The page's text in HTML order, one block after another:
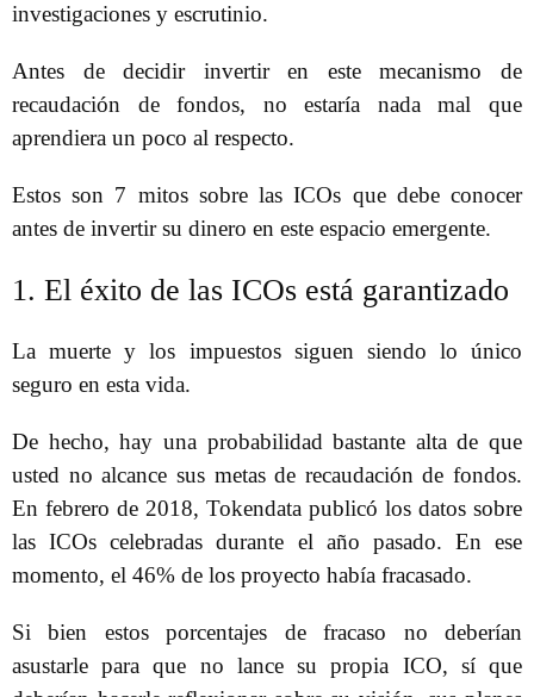
investigaciones y escrutinio.
Antes de decidir invertir en este mecanismo de
recaudación de fondos, no estaría nada mal que
aprendiera un poco al respecto.
Estos son 7 mitos sobre las ICOs que debe conocer
antes de invertir su dinero en este espacio emergente.
1. El éxito de las ICOs está garantizado
La muerte y los impuestos siguen siendo lo único
seguro en esta vida.
De hecho, hay una probabilidad bastante alta de que
usted no alcance sus metas de recaudación de fondos.
En febrero de 2018, Tokendata publicó los datos sobre
las ICOs celebradas durante el año pasado. En ese
momento, el 46% de los proyecto había fracasado.
Si bien estos porcentajes de fracaso no deberían
asustarle para que no lance su propia ICO, sí que